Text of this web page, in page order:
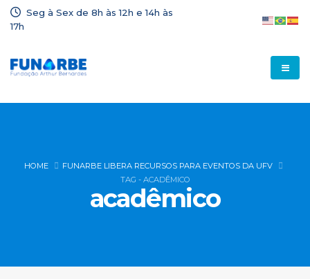
Seg à Sex de 8h às 12h e 14h às
17h
HOME
FUNARBE LIBERA RECURSOS PARA EVENTOS DA UFV
TAG - ACADÊMICO
acadêmico